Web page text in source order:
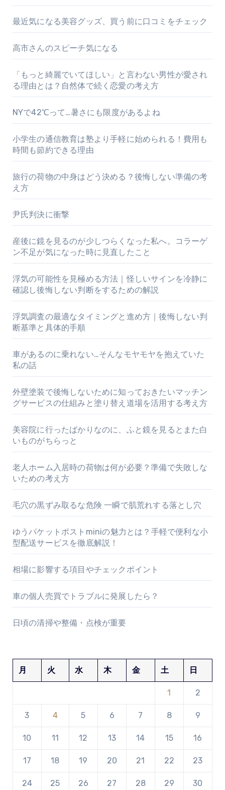
最近気になる美容グッズ、買う前に口コミをチェック
高市さんのスピーチ気になる
「もっと綺麗でいてほしい」と言わない男性が愛され
る理由とは？自然体で続く恋愛の考え方
NYで42℃って…暑さにも限度があるよね
小学生の通信教育は塾より手軽に始められる！費用も
時間も節約できる理由
旅行の荷物の中身はどう決める？後悔しない準備の考
え方
尹氏判決に衝撃
産後に鏡を見るのが少しつらくなった私へ。コラーゲ
ン不足が気になった時に見直したこと
浮気の可能性を見極める方法｜怪しいサインを冷静に
確認し後悔しない判断をするための解説
浮気調査の最適なタイミングと進め方｜後悔しない判
断基準と具体的手順
車があるのに乗れない…そんなモヤモヤを抱えていた
私の話
外壁塗装で後悔しないために知っておきたいマッチン
グサービスの仕組みと塗り替え道場を活用する考え方
美容院に行ったばかりなのに、ふと鏡を見るとまた白
いものがちらっと
老人ホーム入居時の荷物は何が必要？準備で失敗しな
いための考え方
毛穴の黒ずみ取るな危険 一瞬で肌荒れする落とし穴
ゆうパケットポストminiの魅力とは？手軽で便利な小
型配送サービスを徹底解説！
相場に影響する項目やチェックポイント
車の個人売買でトラブルに発展したら？
日頃の清掃や整備・点検が重要
月 火 水 木 金 土 日
1 2
3 4 5 6 7 8 9
10 11 12 13 14 15 16
17 18 19 20 21 22 23
24 25 26 27 28 29 30